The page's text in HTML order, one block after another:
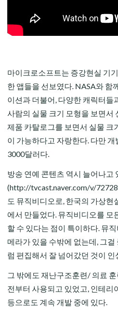
마이크로소프트는 증강현실 기
한 앱들을 선보였다. NASA와 함
이션과 더불어, 다양한 캐릭터들
사람의 실물 크기 모형을 보면서
제품 카탈로그를 보면서 실물 크
이 가능하다고 자랑한다. 다만
3000달러다.
방송 연예 콘텐츠 역시 늘어나고
(http://tvcast.naver.com/v/
도 뮤직비디오로, 한국의 가상현
에서 만들었다. 뮤직비디오를 모
할 수 있다는 점이 특이하다. 뮤
메라가 있을 수밖에 없는데, 그
럼 편집해서 잘 넘어갔던 것이
그 밖에도 재난구조훈련/ 의료
전부터 사용되고 있었고, 인테리
등으로도 계속 개발 중에 있다.